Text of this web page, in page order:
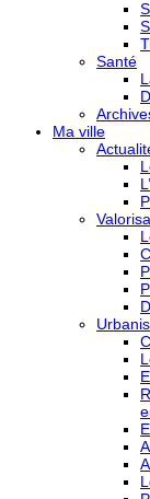
Santé
Ma ville